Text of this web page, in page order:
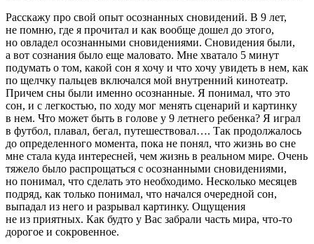
Расскажу про свой опыт осознанных сновидений. В 9 лет,
не помню, где я прочитал и как вообще дошел до этого,
но овладел осознанными сновидениями. Сновидения были,
а вот сознания было еще маловато. Мне хватало 5 минут
подумать о том, какой сон я хочу и что хочу увидеть в нем, как
по щелчку пальцев включался мой внутренний кинотеатр.
Причем сны были именно осознанные. Я понимал, что это
сон, и с легкостью, по ходу мог менять сценарий и картинку
в нем. Что может быть в голове у 9 летнего ребенка? Я играл
в футбол, плавал, бегал, путешествовал…. Так продолжалось
до определенного момента, пока не понял, что жизнь во сне
мне стала куда интересней, чем жизнь в реальном мире. Очень
тяжело было распрощаться с осознанными сновидениями,
но понимал, что сделать это необходимо. Несколько месяцев
подряд, как только понимал, что начался очередной сон,
выпадал из него и разрывал картинку. Ощущения
не из приятных. Как будто у Вас забрали часть мира, что-то
дорогое и сокровенное.